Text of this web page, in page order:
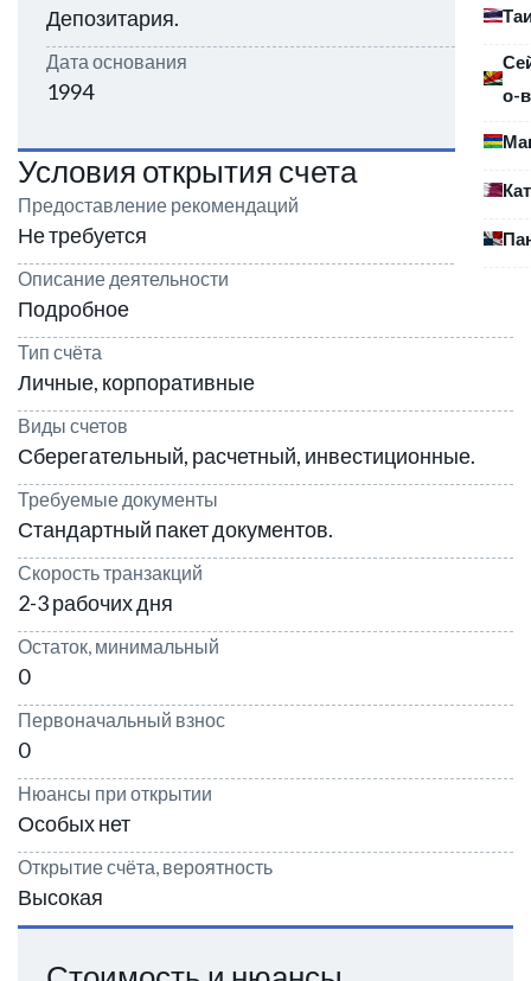
о-
Депозитария.
Дата основания
1994
Условия открытия счета
Предоставление рекомендаций
Не требуется
Описание деятельности
Подробное
Тип счёта
Личные, корпоративные
Виды счетов
Сберегательный, расчетный, инвестиционные.
Требуемые документы
Стандартный пакет документов.
Скорость транзакций
2-3 рабочих дня
Остаток, минимальный
0
Первоначальный взнос
0
Нюансы при открытии
Особых нет
Открытие счёта, вероятность
Высокая